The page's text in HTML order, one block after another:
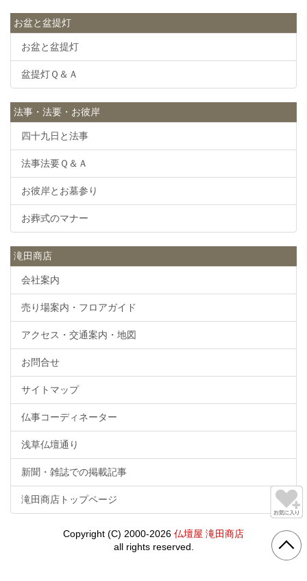
お盆と盆提灯
お盆と盆提灯
盆提灯Ｑ＆Ａ
法事・法要・お彼岸
四十九日と法事
法事法要Ｑ＆Ａ
お彼岸とお墓参り
お葬式のマナー
滝田商店
会社案内
売り場案内・フロアガイド
アクセス・交通案内・地図
お問合せ
サイトマップ
仏事コーディネーター
浅草仏壇通り
新聞・雑誌での掲載記事
滝田商店トップページ
Copyright (C) 2000-2026 仏壇屋 滝田商店
all rights reserved.